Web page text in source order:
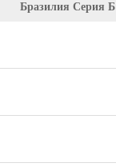
Бразилия Серия Б